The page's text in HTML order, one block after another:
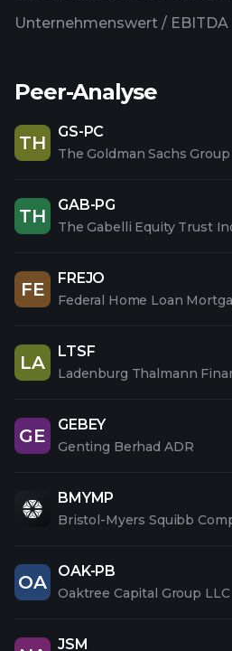
Unternehmenswert / EBITDA
Peer-Analyse
TH
GS-PC
TH
GAB-PG
The Gabelli Equity Trust
FE
FREJO
LA
LTSF
GE
GEBEY
Genting Berhad ADR
BMYMP
OA
OAK-PB
Oaktree Capital Group LLC
JSM